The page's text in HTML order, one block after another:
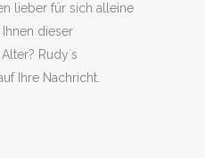
lieber für sich alleine
dieser
Rudy´s
Ihre Nachricht.